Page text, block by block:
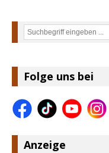
Suchen
Folge uns bei
Anzeige